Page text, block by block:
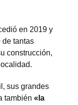
en 2019 y
de tantas
construcción,
sus grandes
también «la